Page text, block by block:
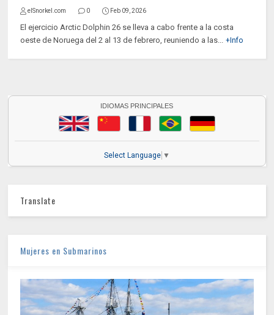
elSnorkel.com 0 Feb 09, 2026
El ejercicio Arctic Dolphin 26 se lleva a cabo frente a la costa
oeste de Noruega del 2 al 13 de febrero, reuniendo a las... +Info
IDIOMAS PRINCIPALES
Select Language ▼
Translate
Mujeres en Submarinos